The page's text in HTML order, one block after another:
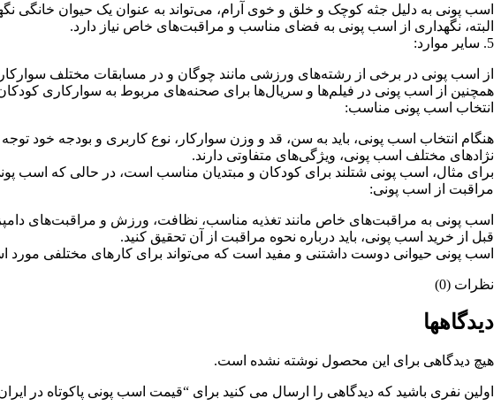
اسب پونی به دلیل جثه کوچک و خلق و خوی آرام، می‌تواند به عنوان یک حیوان خانگی
البته، نگهداری از اسب پونی به فضای مناسب و مراقبت‌های خاص نیاز دارد.
5. سایر موارد:
از اسب پونی در برخی از رشته‌های ورزشی مانند چوگان و در مسابقات مختلف
همچنین از اسب پونی در فیلم‌ها و سریال‌ها برای صحنه‌های مربوط به سوارکاری
انتخاب اسب پونی مناسب:
هنگام انتخاب اسب پونی، باید به سن، قد و وزن سوارکار، نوع کاربری و بودجه خود توجه
نژادهای مختلف اسب پونی، ویژگی‌های متفاوتی دارند.
برای مثال، اسب پونی شتلند برای کودکان و مبتدیان مناسب است، در حالی که اسب
مراقبت از اسب پونی:
اسب پونی به مراقبت‌های خاص مانند تغذیه مناسب، نظافت، ورزش و مراقبت‌های
قبل از خرید اسب پونی، باید درباره نحوه مراقبت از آن تحقیق کنید.
اسب پونی حیوانی دوست داشتنی و مفید است که می‌تواند برای کارهای مختلفی مورد
نظرات (0)
دیدگاهها
هیچ دیدگاهی برای این محصول نوشته نشده است.
اولین نفری باشید که دیدگاهی را ارسال می کنید برای “قیمت اسب پونی پاکوتاه در